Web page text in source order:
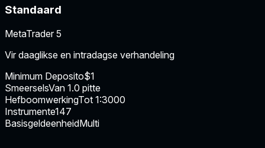
Standaard
MetaTrader 5
Vir daaglikse en intradagse verhandeling
Minimum Deposito$1
SmeerselsVan 1.0 pitte
HefboomwerkingTot 1:3000
Instrumente147
BasisgeldeenheidMulti